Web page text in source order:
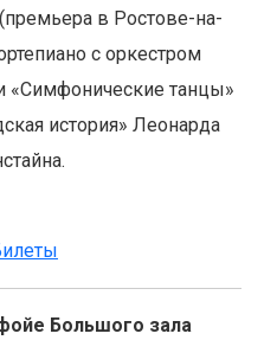
в Ростове-на-
с оркестром
«Симфонические танцы»
история» Леонарда
Большого зала